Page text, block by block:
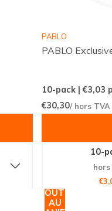
PABLO
PABLO
10-pack | €3,03
€30,30/ hors
10-
hors
AJOUTER
AU